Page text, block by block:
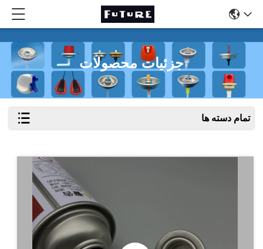
جزئیات محصولات
تمام دسته ها